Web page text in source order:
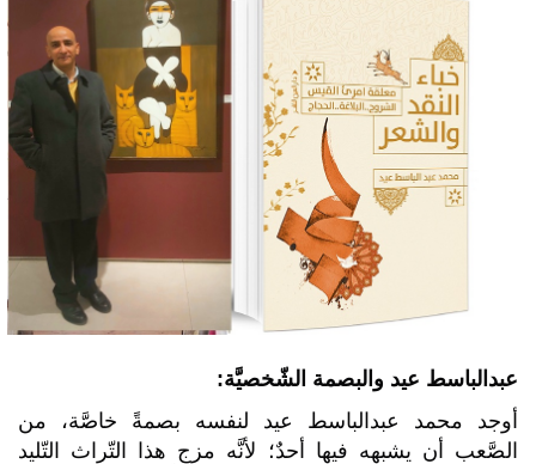
عبدالباسط عيد والبصمة الشّخصيَّة:
أوجد محمد عبدالباسط عيد لنفسه بصمةً خاصَّة، من
الصَّعب أن يشبهه فيها أحدٌ؛ لأنَّه مزج هذا التّراث التّليد